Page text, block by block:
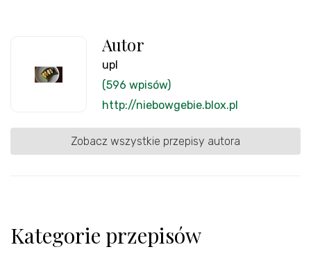
Autor
upl
(596 wpisów)
http://niebowgebie.blox.pl
Zobacz wszystkie przepisy autora
Kategorie przepisów